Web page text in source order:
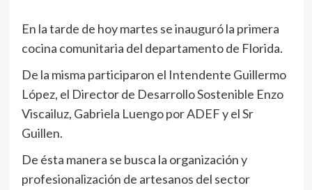
En la tarde de hoy martes se inauguró la primera
cocina comunitaria del departamento de Florida.
De la misma participaron el Intendente Guillermo
López, el Director de Desarrollo Sostenible Enzo
Viscailuz, Gabriela Luengo por ADEF y el Sr
Guillen.
De ésta manera se busca la organización y
profesionalización de artesanos del sector